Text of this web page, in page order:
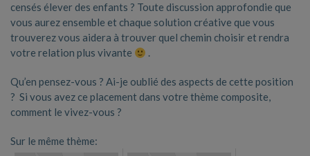
censés élever des enfants ? Toute discussion approfondie que
vous aurez ensemble et chaque solution créative que vous
trouverez vous aidera à trouver quel chemin choisir et rendra
votre relation plus vivante
.
Qu’en pensez-vous ? Ai-je oublié des aspects de cette position
? Si vous avez ce placement dans votre thème composite,
comment le vivez-vous ?
Sur le même thème: